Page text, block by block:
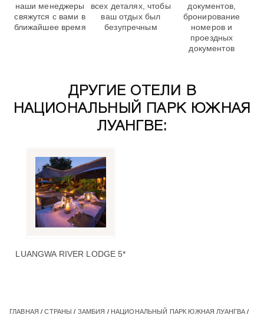
наши менеджеры
свяжутся с вами в
ближайшее время
всех деталях, чтобы
ваш отдых был
безупречным
документов,
бронирование
номеров и
проездных
документов
ДРУГИЕ ОТЕЛИ В
НАЦИОНАЛЬНЫЙ ПАРК ЮЖНАЯ
ЛУАНГВЕ:
LUANGWA RIVER LODGE 5*
ГЛАВНАЯ /СТРАНЫ / ЗАМБИЯ / НАЦИОНАЛЬНЫЙ ПАРК ЮЖНАЯ ЛУАНГВА /